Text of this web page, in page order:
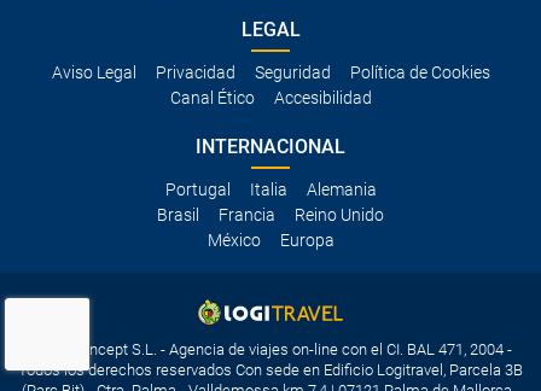
LEGAL
Aviso Legal Privacidad Seguridad
Política de Cookies
Canal Ético
Accesibilidad
INTERNACIONAL
Portugal Italia
Alemania
Brasil
Francia
Reino Unido
México
Europa
Travelconcept S.L. - Agencia de viajes on-line con el CI. BAL 471, 2004 -
Todos los derechos reservados Con sede en Edificio Logitravel, Parcela 3B